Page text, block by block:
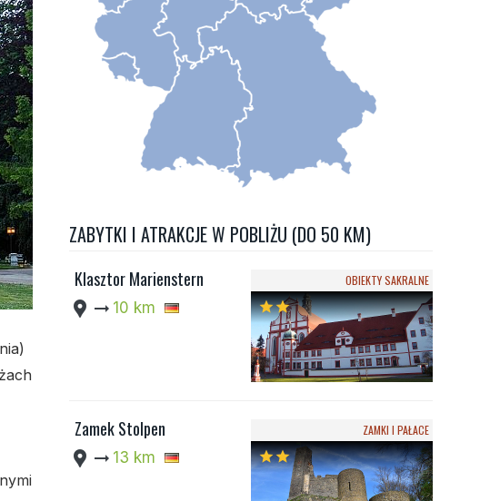
ZABYTKI I ATRAKCJE W POBLIŻU (DO 50 KM)
Klasztor Marienstern
location_pin arrow_right_alt 10 km
OBIEKTY SAKRALNE
starstar
Zamek Stolpen
location_pin arrow_right_alt 13 km
ZAMKI I PAŁACE
starstar